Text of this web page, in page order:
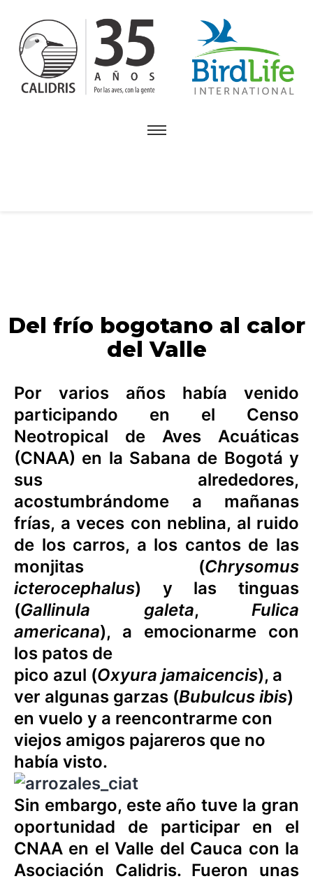
Del frío bogotano al calor
del Valle
Por varios años había venido
participando en el Censo
Neotropical de Aves Acuáticas
(CNAA) en la Sabana de Bogotá y
sus alrededores,
acostumbrándome a mañanas
frías, a veces con neblina, al ruido
de los carros, a los cantos de las
monjitas (Chrysomus
icterocephalus) y las tinguas
(Gallinula galeta, Fulica
americana), a emocionarme con
los patos de
pico azul (Oxyura jamaicencis), a
ver algunas garzas (Bubulcus ibis)
en vuelo y a reencontrarme con
viejos amigos pajareros que no
había visto.
Sin embargo, este año tuve la gran
oportunidad de participar en el
CNAA en el Valle del Cauca con la
Asociación Calidris. Fueron unas